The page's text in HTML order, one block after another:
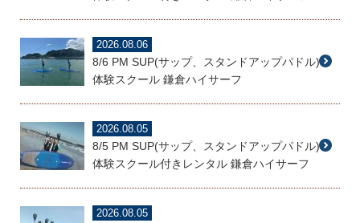
2026.08.06
8/6 PM SUP(サップ、スタンドアップパドル)
体験スクール 鎌倉ハイサーフ
2026.08.05
8/5 PM SUP(サップ、スタンドアップパドル)
体験スクール付きレンタル 鎌倉ハイサーフ
2026.08.05